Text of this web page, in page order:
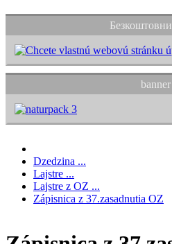
banner
Dzedzina ...
Lajstre ...
Lajstre z OZ ...
Zápisnica z 37.zasadnutia OZ